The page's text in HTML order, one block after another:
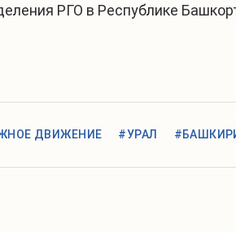
РГО в Республике
ДВИЖЕНИЕ #УРАЛ